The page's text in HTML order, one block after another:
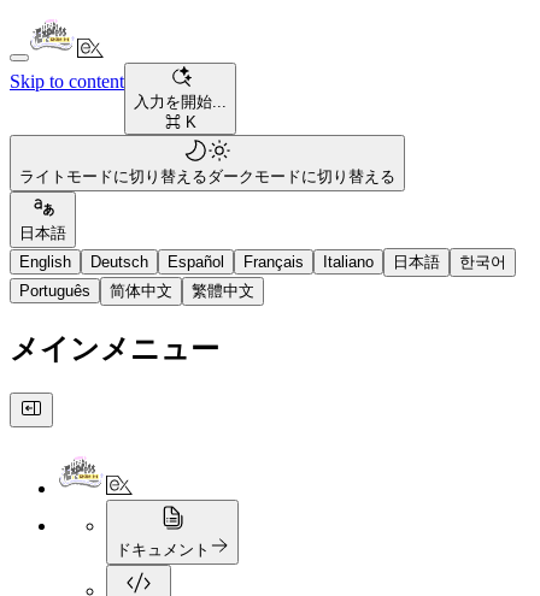
Skip to content
入力を開始...
⌘ K
ライトモードに切り替えるダークモードに切り替える
日本語
English
Deutsch Español Français Italiano 日本語
한국어
Português
简体中文 繁體中文
メインメニュー
ドキュメント